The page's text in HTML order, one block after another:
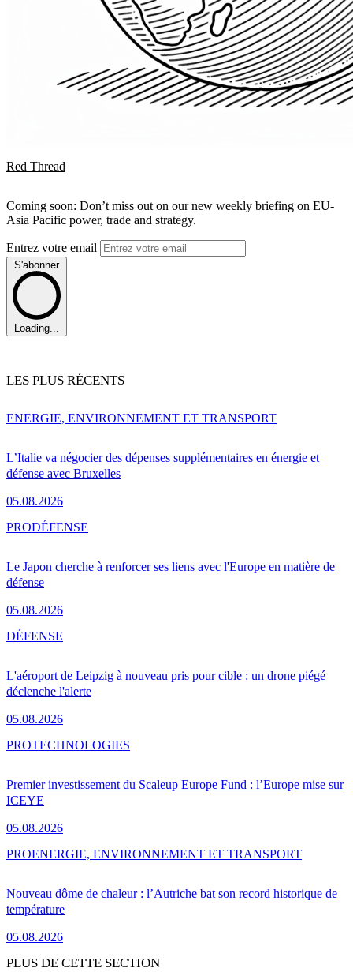
Red Thread
Coming soon: Don’t miss out on our new weekly briefing on EU-
Asia Pacific power, trade and strategy.
Entrez votre email
S'abonner
Loading...
LES PLUS RÉCENTS
L’Italie va négocier des dépenses supplémentaires en énergie et
défense avec Bruxelles
05.08.2026
ENERGIE, ENVIRONNEMENT ET TRANSPORT
Le Japon cherche à renforcer ses liens avec l'Europe en matière de
défense
05.08.2026
PRODÉFENSE
L'aéroport de Leipzig à nouveau pris pour cible : un drone piégé
déclenche l'alerte
05.08.2026
DÉFENSE
Premier investissement du Scaleup Europe Fund : l’Europe mise sur
ICEYE
05.08.2026
PROTECHNOLOGIES
Nouveau dôme de chaleur : l’Autriche bat son record historique de
température
05.08.2026
PROENERGIE, ENVIRONNEMENT ET TRANSPORT
PLUS DE CETTE SECTION